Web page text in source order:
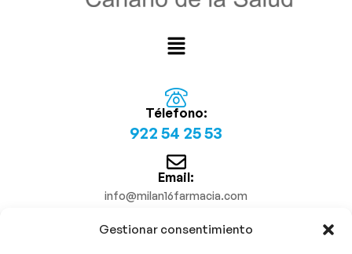
Gestionar consentimiento
Télefono:
922 54 25 53
Email:
info@milan16farmacia.com
¡Síguenos!